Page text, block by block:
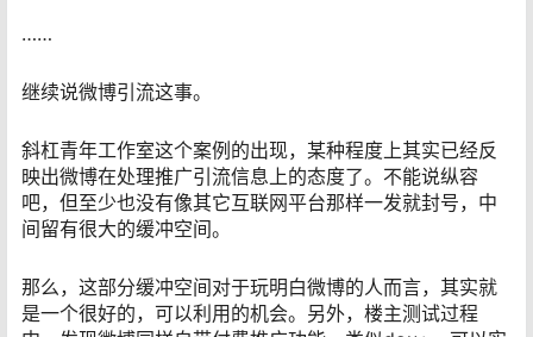
……
继续说微博引流这事。
斜杠青年工作室这个案例的出现，某种程度上其实已经反
映出微博在处理推广引流信息上的态度了。不能说纵容
吧，但至少也没有像其它互联网平台那样一发就封号，中
间留有很大的缓冲空间。
那么，这部分缓冲空间对于玩明白微博的人而言，其实就
是一个很好的，可以利用的机会。另外，楼主测试过程